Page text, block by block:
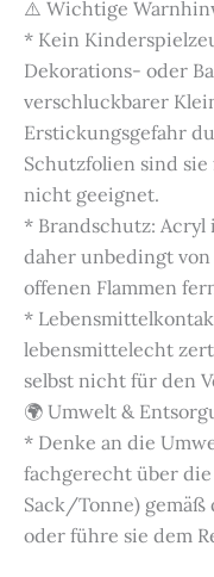
⚠️ Wichtige
* Kein
Dekorations- oder
verschluckbarer
Erstickungsgefahr
Schutzfolien sind
nicht geeignet.
* Brandschutz: Acryl
daher unbedingt
offenen Flammen
*
lebensmittelecht
selbst nicht für den
🌍 Umwelt &
* Denke an die
fachgerecht über
Sack/Tonne) gemäß
oder führe sie dem